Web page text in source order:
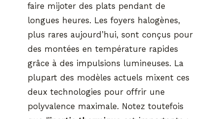
faire mijoter des plats pendant de
longues heures. Les foyers halogènes,
plus rares aujourd’hui, sont conçus pour
des montées en température rapides
grâce à des impulsions lumineuses. La
plupart des modèles actuels mixent ces
deux technologies pour offrir une
polyvalence maximale. Notez toutefois